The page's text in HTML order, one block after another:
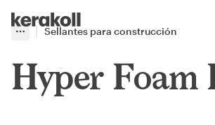
Go to Homepage
More
Toggle menu
Sellantes para construcción
Hyper Foam